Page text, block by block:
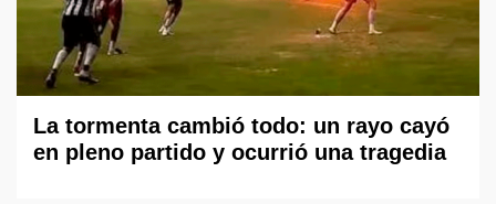
La tormenta cambió todo: un rayo cayó
en pleno partido y ocurrió una tragedia